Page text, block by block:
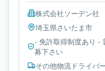
株式会社ソーデン社
埼玉県さいたま市
- 免許取得制度あり -
募下さい
その他物流ドライバ